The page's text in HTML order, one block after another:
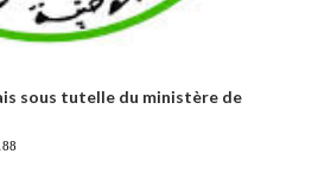
sous tutelle du ministère de